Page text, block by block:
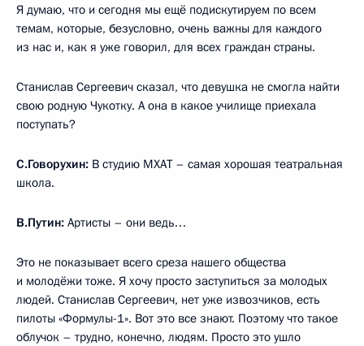
Я думаю, что и сегодня мы ещё подискутируем по всем
темам, которые, безусловно, очень важны для каждого
из нас и, как я уже говорил, для всех граждан страны.
Станислав Сергеевич сказал, что девушка не смогла найти
свою родную Чукотку. А она в какое училище приехала
поступать?
С.Говорухин: В студию МХАТ – самая хорошая театральная
школа.
В.Путин: Артисты – они ведь…
Это не показывает всего среза нашего общества
и молодёжи тоже. Я хочу просто заступиться за молодых
людей. Станислав Сергеевич, нет уже извозчиков, есть
пилоты «Формулы-1». Вот это все знают. Поэтому что такое
облучок – трудно, конечно, людям. Просто это ушло